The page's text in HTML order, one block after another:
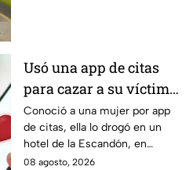
Usó una app de citas
para cazar a su víctima:
Así operaba Ivette "N"
antes de huir a Puebla;
ya está detenida
Conoció a una mujer por app
de citas, ella lo drogó en un
hotel de la Escandón, en
CDMX, para robarle el auto y
08 agosto, 2026